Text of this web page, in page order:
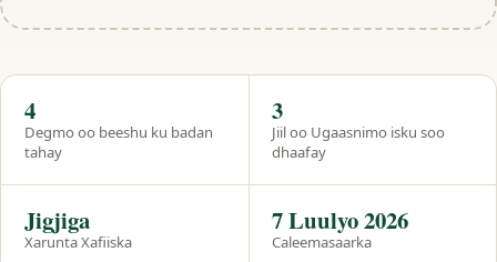
Hal eeg
Degmo oo beeshu ku badan
tahay
4
Jiil oo Ugaasnimo isku soo
dhaafay
3
Xarunta Xafiiska
Jigjiga
Caleemasaarka
7 Luulyo 2026